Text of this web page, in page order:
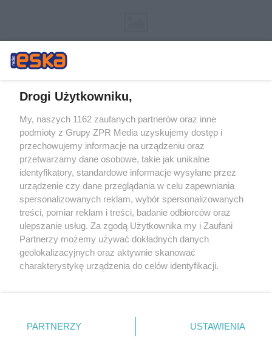
Żaden utwór zamieszczony w serwisie nie może być powielany i
rozpowszechniany lub dalej rozpowszechniany w jakikolwiek sposób (w
tym także elektroniczny lub mechaniczny) na jakimkolwiek polu
eksploatacji w jakiejkolwiek formie, włącznie z umieszczaniem w
Internecie bez pisemnej zgody właściciela praw. Jakiekolwiek użycie lub
wykorzystanie utworów w całości lub w części z naruszeniem prawa,
tzn. bez właściwej zgody, jest zabronione pod groźbą kary i może być
ścigane prawnie.
Drogi Użytkowniku,
My, naszych 1162 zaufanych partnerów oraz inne
podmioty z Grupy ZPR Media uzyskujemy dostęp i
przechowujemy informacje na urządzeniu oraz
przetwarzamy dane osobowe, takie jak unikalne
identyfikatory, standardowe informacje wysyłane przez
urządzenie czy dane przeglądania w celu zapewniania
spersonalizowanych reklam, wybór spersonalizowanych
treści, pomiar reklam i treści, badanie odbiorców oraz
ulepszanie usług. Za zgodą Użytkownika my i Zaufani
Partnerzy możemy używać dokładnych danych
geolokalizacyjnych oraz aktywnie skanować
charakterystykę urządzenia do celów identyfikacji.
zmienić/wycofać klikając przycisk ustawień prywatności
znajdujący się w lewym dolnym rogu strony
PARTNERZY USTAWIENIA